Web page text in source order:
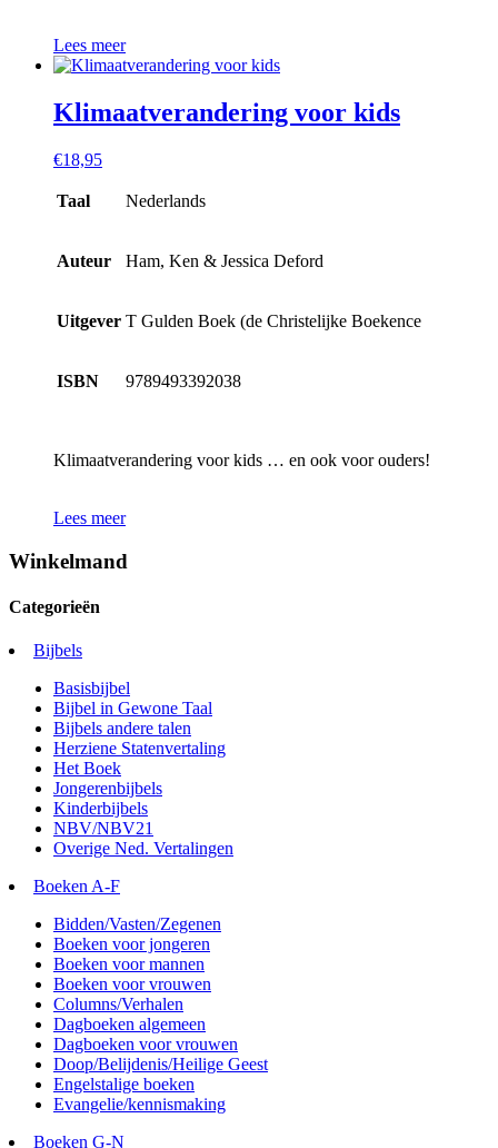
Lees meer
Klimaatverandering voor kids
€18,95
Taal Nederlands
Auteur Ham, Ken & Jessica Deford
Uitgever T Gulden Boek (de Christelijke Boekence
ISBN 9789493392038
Klimaatverandering voor kids … en ook voor ouders!
Lees meer
Winkelmand
Categorieën
Bijbels
Basisbijbel
Bijbel in Gewone Taal
Bijbels andere talen
Herziene Statenvertaling
Het Boek
Jongerenbijbels
Kinderbijbels
NBV/NBV21
Overige Ned. Vertalingen
Boeken A-F
Bidden/Vasten/Zegenen
Boeken voor jongeren
Boeken voor mannen
Boeken voor vrouwen
Columns/Verhalen
Dagboeken algemeen
Dagboeken voor vrouwen
Doop/Belijdenis/Heilige Geest
Engelstalige boeken
Evangelie/kennismaking
Boeken G-N